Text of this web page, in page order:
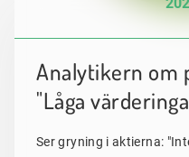
Analytikern om
"Låga
Ser gryning i aktierna: